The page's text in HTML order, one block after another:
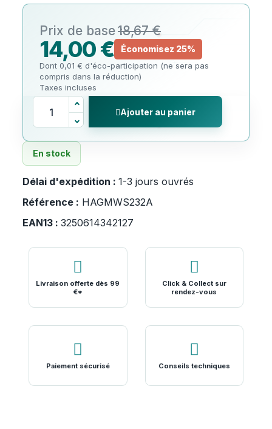
18,67 €
14,00 € Économisez 25%
Dont 0,01 € d'éco-participation (ne sera pas
compris dans la réduction)
Taxes incluses
Ajouter au panier
En stock
Délai d'expédition : 1-3 jours ouvrés
Référence : HAGMWS232A
EAN13 : 3250614342127
Livraison offerte dès 99
€*
Click & Collect sur
rendez-vous
Paiement sécurisé Conseils techniques